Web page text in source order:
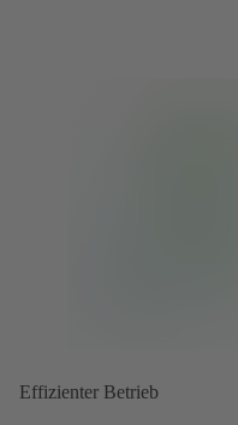
Effizienter Betrieb